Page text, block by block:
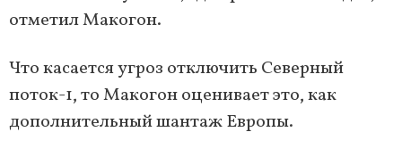
отметил Макогон.
Что касается угроз отключить Северный
поток-1, то Макогон оценивает это, как
дополнительный шантаж Европы.